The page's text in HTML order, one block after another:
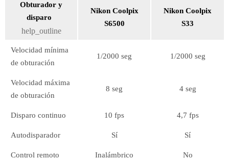
Obturador y
disparo
help_outline
Nikon Coolpix
S6500
Nikon Coolpix
S33
Velocidad mínima
de obturación
1/2000 seg 1/2000 seg
Velocidad máxima
de obturación
8 seg 4 seg
Disparo continuo 10 fps 4,7 fps
Autodisparador Sí Sí
Control remoto Inalámbrico No